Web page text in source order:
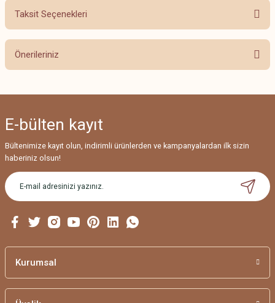
Bu ürüne ilk yorumu siz yapın!
Taksit Seçenekleri
Önerileriniz
Görüş ve önerileriniz için teşekkür ederiz.
Ürün resmi kalitesiz, bozuk veya görüntülenemiyor.
Ürün açıklamasında eksik bilgiler bulunuyor.
Ürün bilgilerinde hatalar bulunuyor.
Bu ürüne benzer farklı alternatifler olmalı.
E-bülten kayıt
Bültenimize kayıt olun, indirimli ürünlerden ve kampanyalardan ilk sizin
haberiniz olsun!
Kurumsal